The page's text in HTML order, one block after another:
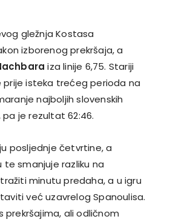
gležnja Kostasa
izborenog prekršaja, a
iza linije 6,75. Stariji
isteka trećeg perioda na
najboljih slovenskih
je rezultat 62:46.
posljednje četvrtine, a
te smanjuje razliku na
minutu predaha, a u igru
već uzavrelog Spanoulisa.
prekršajima, ali odličnom